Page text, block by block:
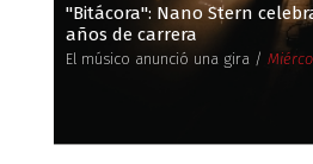
''Bitácora'': Nano Stern
años de carrera
El músico anunció una gira /